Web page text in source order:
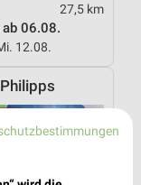
27,5 km
06.08.
12.08.